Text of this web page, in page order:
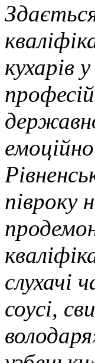
кухарів
півроку
слухачі
соусі,